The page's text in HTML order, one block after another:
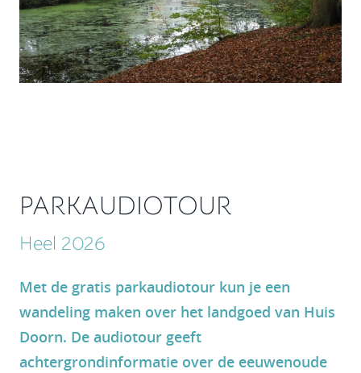
PARKAUDIOTOUR
Heel 2026
Met de gratis parkaudiotour kun je een
wandeling maken over het landgoed van Huis
Doorn. De audiotour geeft
achtergrondinformatie over de eeuwenoude